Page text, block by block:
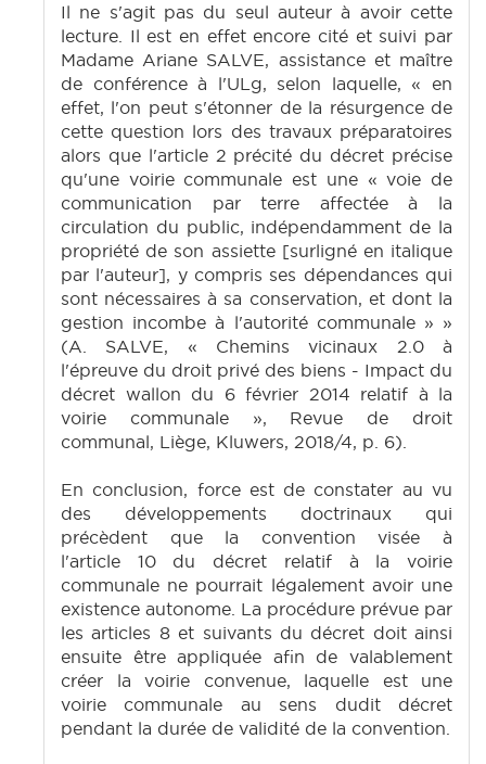
Il ne s'agit pas du seul auteur à avoir cette
lecture. Il est en effet encore cité et suivi par
Madame Ariane SALVE, assistance et maître
de conférence à l'ULg, selon laquelle, « en
effet, l'on peut s'étonner de la résurgence de
cette question lors des travaux préparatoires
alors que l'article 2 précité du décret précise
qu'une voirie communale est une « voie de
communication par terre affectée à la
circulation du public, indépendamment de la
propriété de son assiette [surligné en italique
par l'auteur], y compris ses dépendances qui
sont nécessaires à sa conservation, et dont la
gestion incombe à l'autorité communale » »
(A. SALVE, « Chemins vicinaux 2.0 à
l'épreuve du droit privé des biens - Impact du
décret wallon du 6 février 2014 relatif à la
voirie communale », Revue de droit
communal, Liège, Kluwers, 2018/4, p. 6).
En conclusion, force est de constater au vu
des développements doctrinaux qui
précèdent que la convention visée à
l'article 10 du décret relatif à la voirie
communale ne pourrait légalement avoir une
existence autonome. La procédure prévue par
les articles 8 et suivants du décret doit ainsi
ensuite être appliquée afin de valablement
créer la voirie convenue, laquelle est une
voirie communale au sens dudit décret
pendant la durée de validité de la convention.